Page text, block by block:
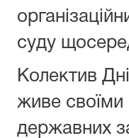
суду
Колектив
живе своїми
державних